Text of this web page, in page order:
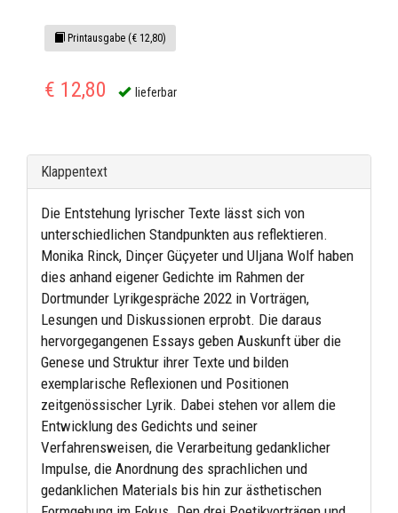
Printausgabe (€ 12,80)
€ 12,80 lieferbar
Klappentext
Die Entstehung lyrischer Texte lässt sich von
unterschiedlichen Standpunkten aus reflektieren.
Monika Rinck, Dinçer Güçyeter und Uljana Wolf haben
dies anhand eigener Gedichte im Rahmen der
Dortmunder Lyrikgespräche 2022 in Vorträgen,
Lesungen und Diskussionen erprobt. Die daraus
hervorgegangenen Essays geben Auskunft über die
Genese und Struktur ihrer Texte und bilden
exemplarische Reflexionen und Positionen
zeitgenössischer Lyrik. Dabei stehen vor allem die
Entwicklung des Gedichts und seiner
Verfahrensweisen, die Verarbeitung gedanklicher
Impulse, die Anordnung des sprachlichen und
gedanklichen Materials bis hin zur ästhetischen